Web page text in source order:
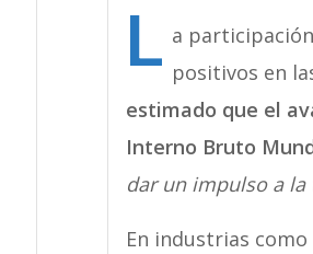
L a
positivos en
estimado que el
Interno Bruto
dar un impulso a la
En industrias